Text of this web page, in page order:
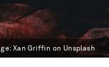
Xan Griffin on Unsplash